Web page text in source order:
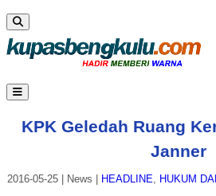
KPK Geledah Ruang
Janner
2016-05-25 News HEADLINE, HUKUM